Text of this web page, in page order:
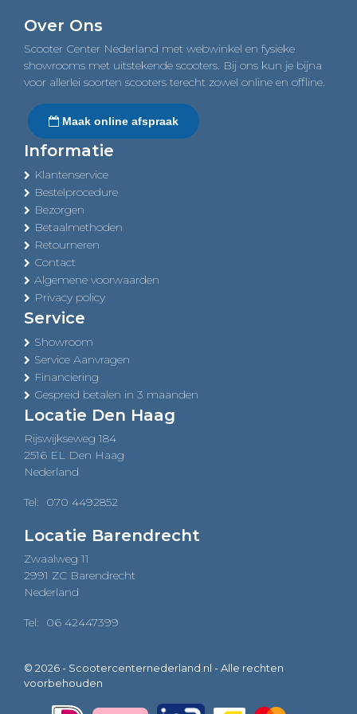
navigation
Over Ons
Scooter Center Nederland met webwinkel en fysieke
showrooms met uitstekende scooters. Bij ons kun je bijna
voor allerlei soorten scooters terecht zowel online en offline.
Maak online afspraak
Informatie
Klantenservice
Bestelprocedure
Bezorgen
Betaalmethoden
Retourneren
Contact
Algemene voorwaarden
Privacy policy
Service
Showroom
Service Aanvragen
Financiering
Gespreid betalen in 3 maanden
Locatie Den Haag
Rijswijkseweg 184
2516 EL Den Haag
Nederland
Tel: 070 4492852
Locatie Barendrecht
Zwaalweg 11
2991 ZC Barendrecht
Nederland
Tel: 06 42447399
© 2026 - Scootercenternederland.nl - Alle rechten
voorbehouden